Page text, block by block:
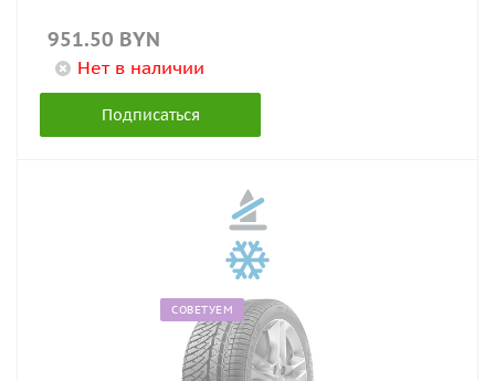
951.50 BYN
Нет в наличии
Подписаться
СОВЕТУЕМ